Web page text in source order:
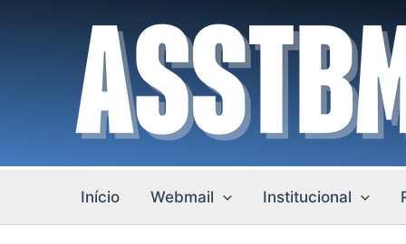
Início Webmail Institucional